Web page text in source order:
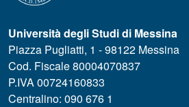
Università degli Studi di Messina
Piazza Pugliatti, 1 - 98122 Messina
Cod. Fiscale 80004070837
P.IVA 00724160833
Centralino: 090 676 1